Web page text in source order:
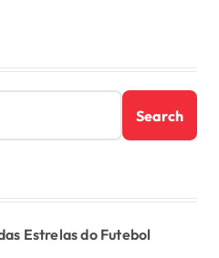
Estrelas do Futebol